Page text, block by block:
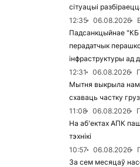
сітуацыі
12:35
06.08.2026
Падсанкцыйнае
перадатчык
інфраструктуры ад
12:31
06.08.2026
Мытня выкрыла
схаваць частку
11:08
06.08.2026
На аб'ектах АПК
тэхнікі
10:57
06.08.2026
За сем месяцаў